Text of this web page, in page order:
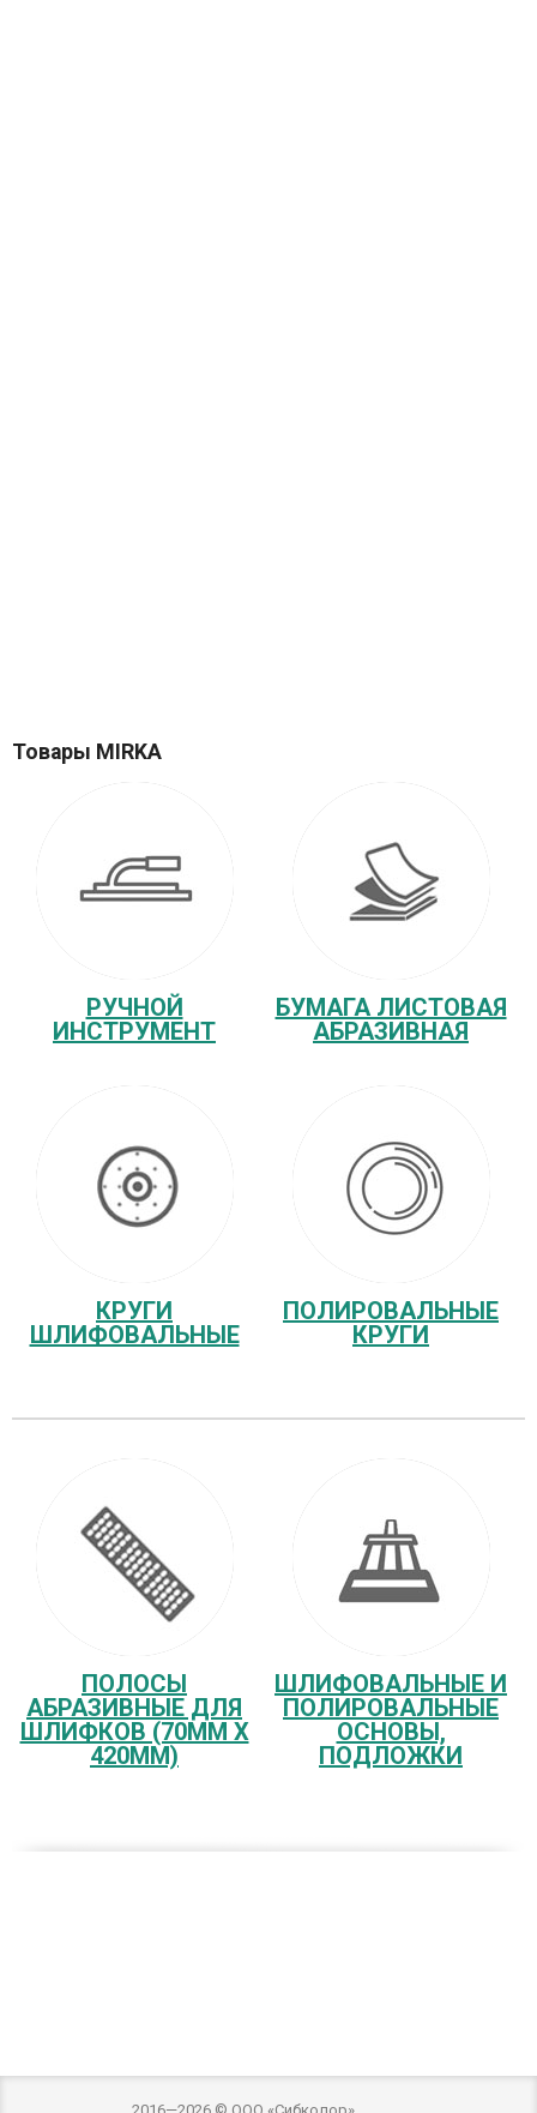
Товары MIRKA
РУЧНОЙ
ИНСТРУМЕНТ
БУМАГА ЛИСТОВАЯ
АБРАЗИВНАЯ
КРУГИ
ШЛИФОВАЛЬНЫЕ
ПОЛИРОВАЛЬНЫЕ
КРУГИ
ПОЛОСЫ
АБРАЗИВНЫЕ ДЛЯ
ШЛИФКОВ (70ММ Х
420ММ)
ШЛИФОВАЛЬНЫЕ И
ПОЛИРОВАЛЬНЫЕ
ОСНОВЫ,
ПОДЛОЖКИ